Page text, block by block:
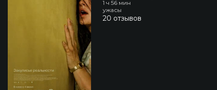
1 ч 56 мин
ужасы
20 отзывов